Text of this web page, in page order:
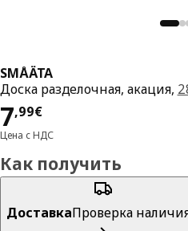
SMÅÄTA
Доска разделочная, акация,
7,99€
Цена 7,99€
Цена с НДС
Как получить
ДоставкаПроверка